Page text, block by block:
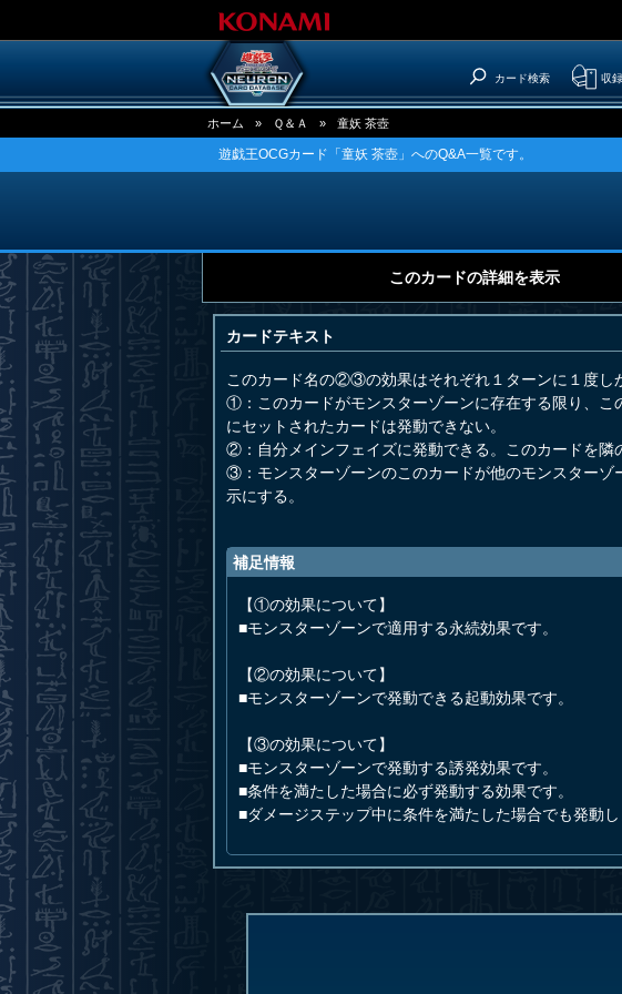
カード検索 収録
ホーム » Ｑ＆Ａ » 童妖 茶壺
遊戯王OCGカード「童妖 茶壺」へのQ&A一覧です。
このカードの詳細を表示
カードテキスト
このカード名の②③の効果はそれぞれ１ターンに１度し
①：このカードがモンスターゾーンに存在する限り、こ
にセットされたカードは発動できない。
②：自分メインフェイズに発動できる。このカードを隣
③：モンスターゾーンのこのカードが他のモンスターゾ
示にする。
補足情報
【①の効果について】
■モンスターゾーンで適用する永続効果です。
【②の効果について】
■モンスターゾーンで発動できる起動効果です。
【③の効果について】
■モンスターゾーンで発動する誘発効果です。
■条件を満たした場合に必ず発動する効果です。
■ダメージステップ中に条件を満たした場合でも発動し